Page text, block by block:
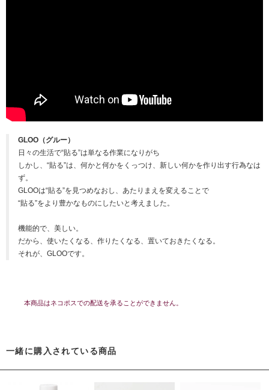
GLOO（グルー）
日々の生活で“貼る”は単なる作業になりがち
しかし、“貼る”は、何かと何かをくっつけ、新しい何かを作り出す行為なは
ず。
GLOOは“貼る”を見つめなおし、あたりまえを変えることで
“貼る”をより豊かなものにしたいと考えました。
機能的で、美しい。
だから、使いたくなる、作りたくなる、置いておきたくなる。
それが、GLOOです。
本商品はネコポスでの配送を承ることができません。
一緒に購入されている商品